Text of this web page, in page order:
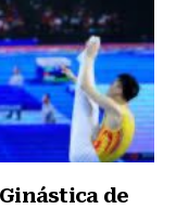
de